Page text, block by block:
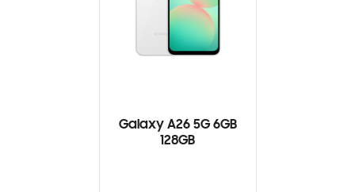
Galaxy A26 5G 6GB
128GB